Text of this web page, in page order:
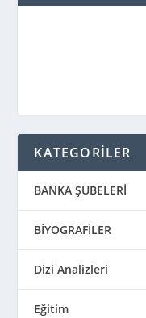
KATEGORİLER
BANKA ŞUBELERİ
BİYOGRAFİLER
Dizi Analizleri
Eğitim